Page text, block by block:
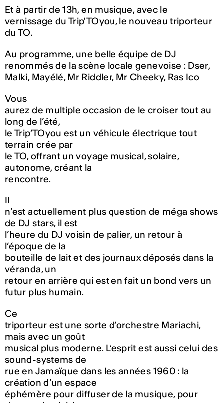
Et à partir de 13h, en musique, avec le
vernissage du Trip'TOyou, le nouveau triporteur
du TO.
Au programme, une belle équipe de DJ
renommés de la scène locale genevoise : Dser,
Malki, Mayélé, Mr Riddler, Mr Cheeky, Ras Ico
Vous
aurez de multiple occasion de le croiser tout au
long de l’été,
le Trip’TOyou est un véhicule électrique tout
terrain crée par
le TO, offrant un voyage musical, solaire,
autonome, créant la
rencontre.
Il
n’est actuellement plus question de méga shows
de DJ stars, il est
l’heure du DJ voisin de palier, un retour à
l’époque de la
bouteille de lait et des journaux déposés dans la
véranda, un
retour en arrière qui est en fait un bond vers un
futur plus humain.
Ce
triporteur est une sorte d’orchestre Mariachi,
mais avec un goût
musical plus moderne. L’esprit est aussi celui des
sound-systems de
rue en Jamaïque dans les années 1960 : la
création d’un espace
éphémère pour diffuser de la musique, pour